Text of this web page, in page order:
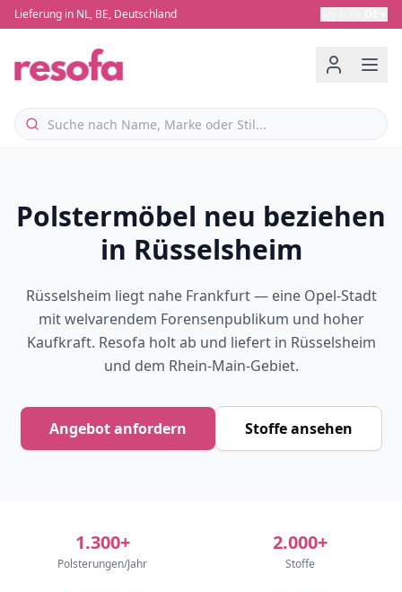
Lieferung in NL, BE, Deutschland
Polstermöbel neu beziehen
in Rüsselsheim
Rüsselsheim liegt nahe Frankfurt — eine Opel-Stadt
mit welvarendem Forensenpublikum und hoher
Kaufkraft. Resofa holt ab und liefert in Rüsselsheim
und dem Rhein-Main-Gebiet.
Angebot anfordern Stoffe ansehen
1.300+
Polsterungen/Jahr
2.000+
Stoffe